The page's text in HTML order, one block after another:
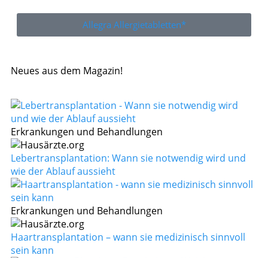
Allegra Allergietabletten*
Neues aus dem Magazin!
Erkrankungen und Behandlungen
Lebertransplantation: Wann sie notwendig wird und
wie der Ablauf aussieht
Erkrankungen und Behandlungen
Haartransplantation – wann sie medizinisch sinnvoll
sein kann